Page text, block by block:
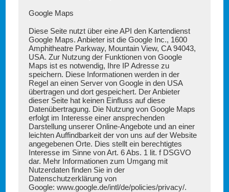
Google Maps
Diese Seite nutzt über eine API den Kartendienst
Google Maps. Anbieter ist die Google Inc., 1600
Amphitheatre Parkway, Mountain View, CA 94043,
USA. Zur Nutzung der Funktionen von Google
Maps ist es notwendig, Ihre IP Adresse zu
speichern. Diese Informationen werden in der
Regel an einen Server von Google in den USA
übertragen und dort gespeichert. Der Anbieter
dieser Seite hat keinen Einfluss auf diese
Datenübertragung. Die Nutzung von Google Maps
erfolgt im Interesse einer ansprechenden
Darstellung unserer Online-Angebote und an einer
leichten Auffindbarkeit der von uns auf der Website
angegebenen Orte. Dies stellt ein berechtigtes
Interesse im Sinne von Art. 6 Abs. 1 lit. f DSGVO
dar. Mehr Informationen zum Umgang mit
Nutzerdaten finden Sie in der
Datenschutzerklärung von
Google:www.google.de/intl/de/policies/privacy/.